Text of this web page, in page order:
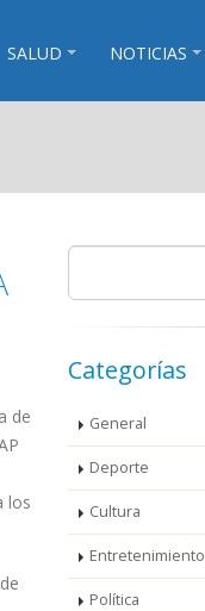
SALUD NOTICIAS
de
los
Categorías
General
Deporte
Cultura
Entretenimiento
Política